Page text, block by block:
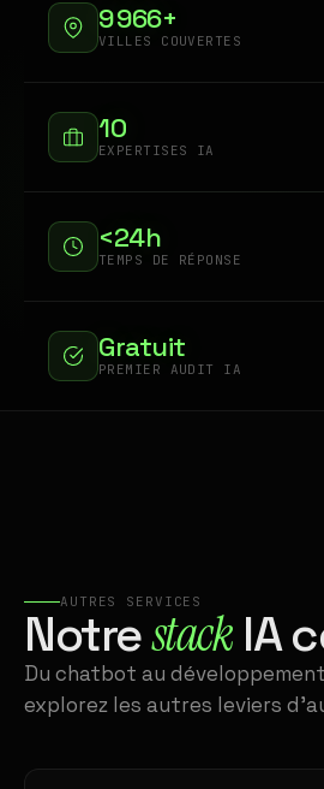
9 966+
VILLES COUVERTES
10
EXPERTISES IA
<24h
TEMPS DE RÉPONSE
Gratuit
PREMIER AUDIT IA
AUTRES SERVICES
NotrestackIA
Du chatbot au
explorez les autres leviers